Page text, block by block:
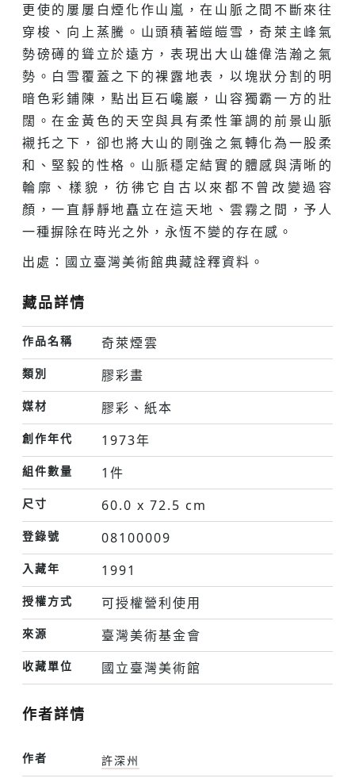
更使的屢屢白煙化作山嵐，在山脈之間不斷來往
穿梭、向上蒸騰。山頭積著皚皚雪，奇萊主峰氣
勢磅礡的聳立於遠方，表現出大山雄偉浩瀚之氣
勢。白雪覆蓋之下的裸露地表，以塊狀分割的明
暗色彩鋪陳，點出巨石巉巖，山容獨霸一方的壯
闊。在金黃色的天空與具有柔性筆調的前景山脈
襯托之下，卻也將大山的剛強之氣轉化為一股柔
和、堅毅的性格。山脈穩定結實的體感與清晰的
輪廓、樣貌，彷彿它自古以來都不曾改變過容
顏，一直靜靜地矗立在這天地、雲霧之間，予人
一種摒除在時光之外，永恆不變的存在感。
出處：國立臺灣美術館典藏詮釋資料。
藏品詳情
作品名稱 奇萊煙雲
類別 膠彩畫
媒材 膠彩、紙本
創作年代 1973年
組件數量 1件
尺寸 60.0 x 72.5 cm
登錄號 08100009
入藏年 1991
授權方式 可授權營利使用
來源 臺灣美術基金會
收藏單位 國立臺灣美術館
作者詳情
作者
許深州